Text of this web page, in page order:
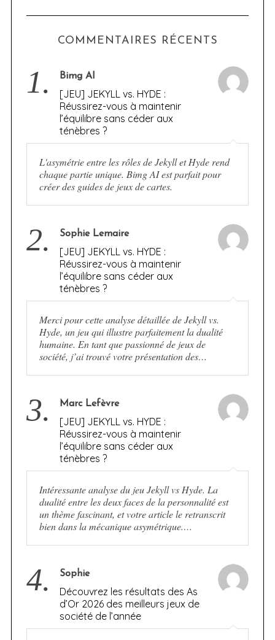
COMMENTAIRES RÉCENTS
1. Bimg AI
[JEU] JEKYLL vs. HYDE :
Réussirez-vous à maintenir
l’équilibre sans céder aux
ténèbres ?
L'asymétrie entre les rôles de Jekyll et Hyde rend
chaque partie unique. Bimg AI est parfait pour
créer des guides de jeux de cartes.
2. Sophie Lemaire
[JEU] JEKYLL vs. HYDE :
Réussirez-vous à maintenir
l’équilibre sans céder aux
ténèbres ?
Merci pour cette analyse détaillée de Jekyll vs.
Hyde, un jeu qui illustre parfaitement la dualité
humaine. En tant que passionné de jeux de
société, j’ai trouvé votre présentation des…
3. Marc Lefèvre
[JEU] JEKYLL vs. HYDE :
Réussirez-vous à maintenir
l’équilibre sans céder aux
ténèbres ?
Intéressante analyse du jeu Jekyll vs Hyde. La
dualité entre les deux faces de la personnalité est
un thème fascinant, et votre article le retranscrit
bien dans la mécanique asymétrique.…
4. Sophie
Découvrez les résultats des As
d’Or 2026 des meilleurs jeux de
société de l’année